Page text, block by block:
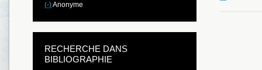
(-)Anonyme
RECHERCHE DANS
BIBLIOGRAPHIE